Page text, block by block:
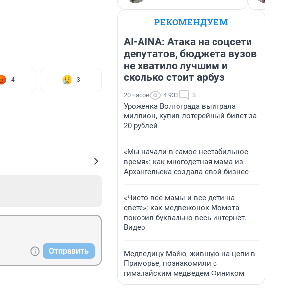
4 3
Отправить
РЕКОМЕНДУЕМ
AI-AINA: Атака на соцсети
депутатов, бюджета вузов
не хватило лучшим и
сколько стоит арбуз
20 часов 4 933 3
Уроженка Волгограда выиграла
миллион, купив лотерейный билет за
20 рублей
«Мы начали в самое нестабильное
время»: как многодетная мама из
Архангельска создала свой бизнес
«Чисто все мамы и все дети на
свете»: как медвежонок Момота
покорил буквально весь интернет.
Видео
Медведицу Майю, жившую на цепи в
Приморье, познакомили с
гималайским медведем Фиником